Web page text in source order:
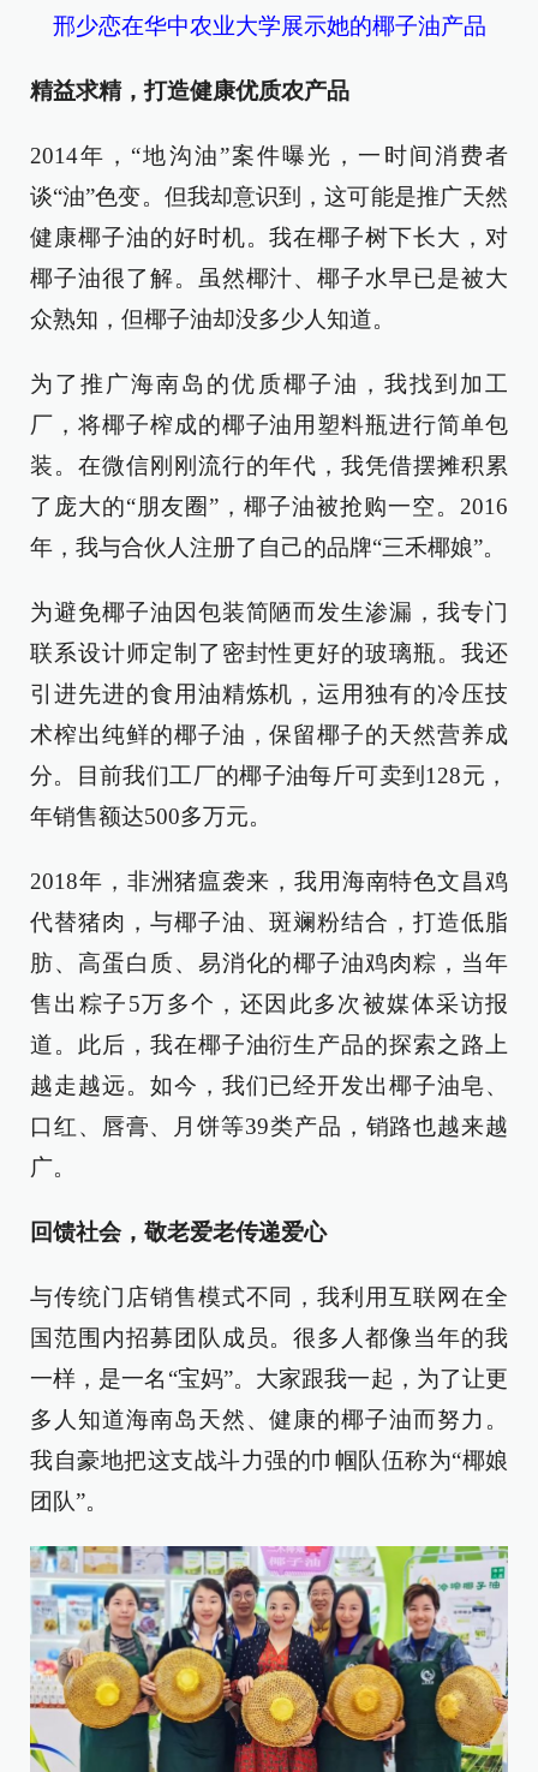
邢少恋在华中农业大学展示她的椰子油产品
精益求精，打造健康优质农产品
2014年，“地沟油”案件曝光，一时间消费者
谈“油”色变。但我却意识到，这可能是推广天然
健康椰子油的好时机。我在椰子树下长大，对
椰子油很了解。虽然椰汁、椰子水早已是被大
众熟知，但椰子油却没多少人知道。
为了推广海南岛的优质椰子油，我找到加工
厂，将椰子榨成的椰子油用塑料瓶进行简单包
装。在微信刚刚流行的年代，我凭借摆摊积累
了庞大的“朋友圈”，椰子油被抢购一空。2016
年，我与合伙人注册了自己的品牌“三禾椰娘”。
为避免椰子油因包装简陋而发生渗漏，我专门
联系设计师定制了密封性更好的玻璃瓶。我还
引进先进的食用油精炼机，运用独有的冷压技
术榨出纯鲜的椰子油，保留椰子的天然营养成
分。目前我们工厂的椰子油每斤可卖到128元，
年销售额达500多万元。
2018年，非洲猪瘟袭来，我用海南特色文昌鸡
代替猪肉，与椰子油、斑斓粉结合，打造低脂
肪、高蛋白质、易消化的椰子油鸡肉粽，当年
售出粽子5万多个，还因此多次被媒体采访报
道。此后，我在椰子油衍生产品的探索之路上
越走越远。如今，我们已经开发出椰子油皂、
口红、唇膏、月饼等39类产品，销路也越来越
广。
回馈社会，敬老爱老传递爱心
与传统门店销售模式不同，我利用互联网在全
国范围内招募团队成员。很多人都像当年的我
一样，是一名“宝妈”。大家跟我一起，为了让更
多人知道海南岛天然、健康的椰子油而努力。
我自豪地把这支战斗力强的巾帼队伍称为“椰娘
团队”。